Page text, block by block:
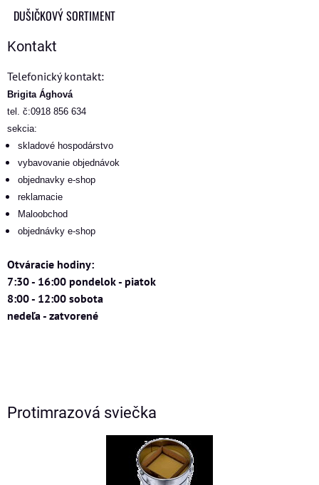
DUŠIČKOVÝ SORTIMENT
Kontakt
Telefonický kontakt:
Brigita Ághová
tel. č:0918 856 634
sekcia:
skladové hospodárstvo
vybavovanie objednávok
objednavky e-shop
reklamacie
Maloobchod
objednávky e-shop
Otváracie hodiny:
7:30 - 16:00 pondelok - piatok
8:00 - 12:00 sobota
nedeľa - zatvorené
Protimrazová sviečka